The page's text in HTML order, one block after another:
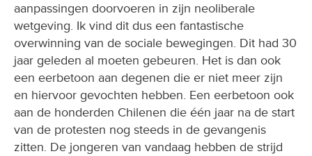
aanpassingen doorvoeren in zijn neoliberale
wetgeving. Ik vind dit dus een fantastische
overwinning van de sociale bewegingen. Dit had 30
jaar geleden al moeten gebeuren. Het is dan ook
een eerbetoon aan degenen die er niet meer zijn
en hiervoor gevochten hebben. Een eerbetoon ook
aan de honderden Chilenen die één jaar na de start
van de protesten nog steeds in de gevangenis
zitten. De jongeren van vandaag hebben de strijd